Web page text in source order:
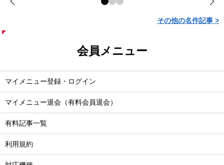
その他の名作記事 >
会員メニュー
マイメニュー登録・ログイン
マイメニュー退会（有料会員退会）
有料記事一覧
利用規約